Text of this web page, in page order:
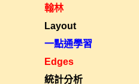
翰林
Layout
一點通學習
Edges
統計分析